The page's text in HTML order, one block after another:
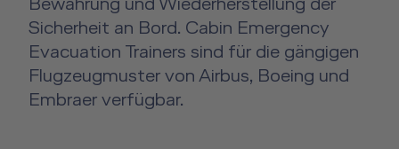
Bewahrung und Wiederherstellung der
Sicherheit an Bord. Cabin Emergency
Evacuation Trainers sind für die gängigen
Flugzeugmuster von Airbus, Boeing und
Embraer verfügbar.